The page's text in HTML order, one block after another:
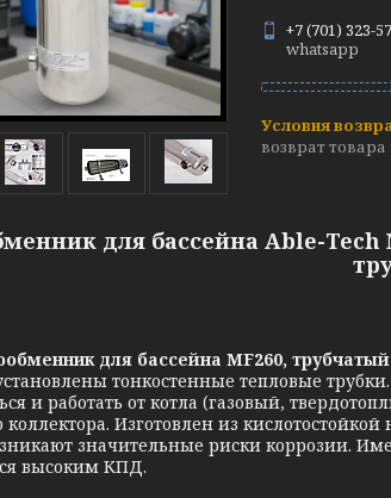
+7 (701) 323-
whatsapp
возврат
для бассейна Able-
для бассейна MF260, трубчатый
тонкостенные тепловые трубки.
и работать от котла (газовый,
коллектора. Изготовлен из
значительные риски коррозии.
высоким КПД.